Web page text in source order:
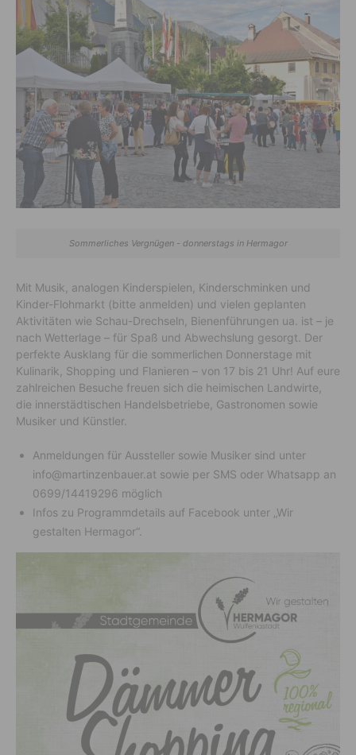
Sommerliches Vergnügen - donnerstags in Hermagor
Mit Musik, analogen Kinderspielen, Kinderschminken und
Kinder-Flohmarkt (bitte anmelden) und vielen geplanten
Aktivitäten wie Schau-Drechseln, Bienenführungen ua. ist – je
nach Wetterlage – für Spaß und Abwechslung gesorgt. Der
perfekte Ausklang für die sommerlichen Donnerstage mit
Kulinarik, Shopping und Flanieren – von 17 bis 21 Uhr! Auf eure
zahlreichen Besuche freuen sich die heimischen Landwirte,
die innerstädtischen Handelsbetriebe, Gastronomen sowie
Musiker und Künstler.
Anmeldungen für Aussteller sowie Musiker sind unter
info@martinzenbauer.at sowie per SMS oder Whatsapp an
0699/14419296 möglich
Infos zu Programmdetails auf Facebook unter „Wir
gestalten Hermagor“.